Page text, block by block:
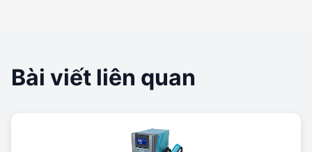
Bài viết liên quan